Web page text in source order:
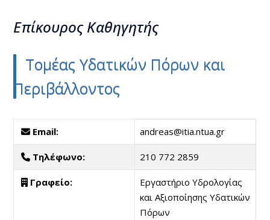
Επίκουρος Kαθηγητής
Τομέας Υδατικών Πόρων και
Περιβάλλοντος
Email: andreas@itia.ntua.gr
Τηλέφωνο: 210 772 2859
Γραφείο:
Εργαστήριο Υδρολογίας
και Αξιοποίησης Υδατικών
Πόρων